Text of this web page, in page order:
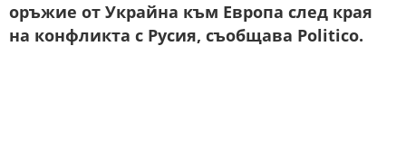
оръжие от Украйна към Европа след края
на конфликта с Русия, съобщава Politico.